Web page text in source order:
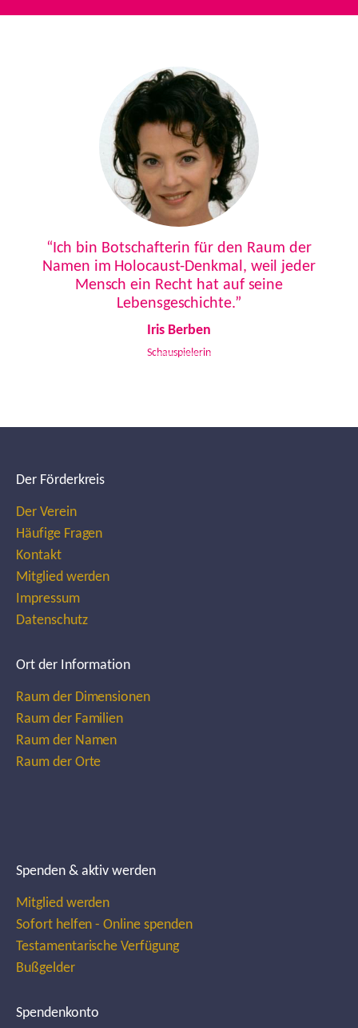
“Ich bin Botschafterin für den Raum der
Namen im Holocaust-Denkmal, weil jeder
Mensch ein Recht hat auf seine
Lebensgeschichte.”
Iris Berben
Schauspielerin
Der Förderkreis
Der Verein
Häufige Fragen
Kontakt
Mitglied werden
Impressum
Datenschutz
Ort der Information
Raum der Dimensionen
Raum der Familien
Raum der Namen
Raum der Orte
Spenden & aktiv werden
Mitglied werden
Sofort helfen - Online spenden
Testamentarische Verfügung
Bußgelder
Spendenkonto